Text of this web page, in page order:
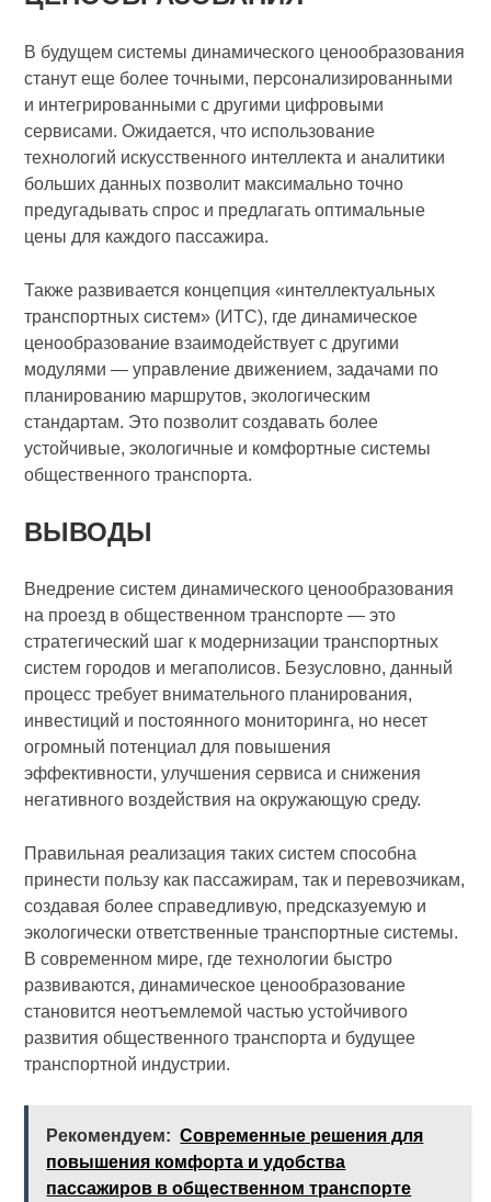
В будущем системы динамического ценообразования
станут еще более точными, персонализированными
и интегрированными с другими цифровыми
сервисами. Ожидается, что использование
технологий искусственного интеллекта и аналитики
больших данных позволит максимально точно
предугадывать спрос и предлагать оптимальные
цены для каждого пассажира.
Также развивается концепция «интеллектуальных
транспортных систем» (ИТС), где динамическое
ценообразование взаимодействует с другими
модулями — управление движением, задачами по
планированию маршрутов, экологическим
стандартам. Это позволит создавать более
устойчивые, экологичные и комфортные системы
общественного транспорта.
ВЫВОДЫ
Внедрение систем динамического ценообразования
на проезд в общественном транспорте — это
стратегический шаг к модернизации транспортных
систем городов и мегаполисов. Безусловно, данный
процесс требует внимательного планирования,
инвестиций и постоянного мониторинга, но несет
огромный потенциал для повышения
эффективности, улучшения сервиса и снижения
негативного воздействия на окружающую среду.
Правильная реализация таких систем способна
принести пользу как пассажирам, так и перевозчикам,
создавая более справедливую, предсказуемую и
экологически ответственные транспортные системы.
В современном мире, где технологии быстро
развиваются, динамическое ценообразование
становится неотъемлемой частью устойчивого
развития общественного транспорта и будущее
транспортной индустрии.
Рекомендуем: Современные решения для
повышения комфорта и удобства
пассажиров в общественном транспорте